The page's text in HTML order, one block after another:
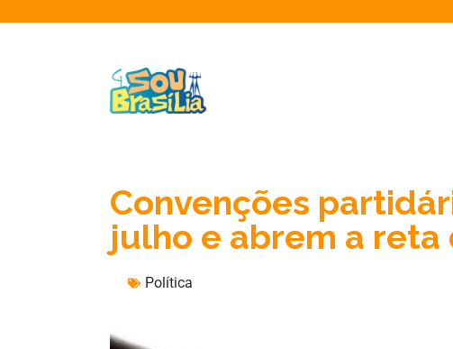
Convenções
julho e abrem a
Política